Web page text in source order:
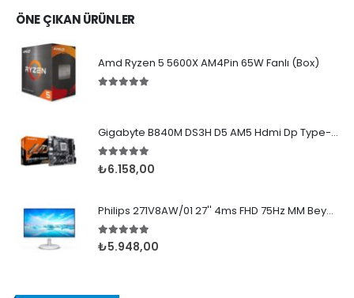
ÖNE ÇIKAN ÜRÜNLER
Amd Ryzen 5 5600X AM4Pin 65W Fanlı (Box)
Gigabyte B840M DS3H D5 AM5 Hdmi Dp Type-C
5.005 üzerinden
₺6.158,00
Philips 271V8AW/01 27'' 4ms FHD 75Hz MM Beyaz IPS
5.005 üzerinden
₺5.948,00